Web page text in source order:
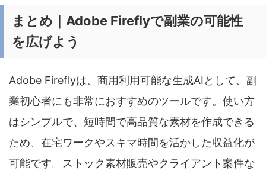
まとめ｜Adobe Fireflyで副業の可能性
を広げよう
Adobe Fireflyは、商用利用可能な生成AIとして、副
業初心者にも非常におすすめのツールです。使い方
はシンプルで、短時間で高品質な素材を作成できる
ため、在宅ワークやスキマ時間を活かした収益化が
可能です。ストック素材販売やクライアント案件な